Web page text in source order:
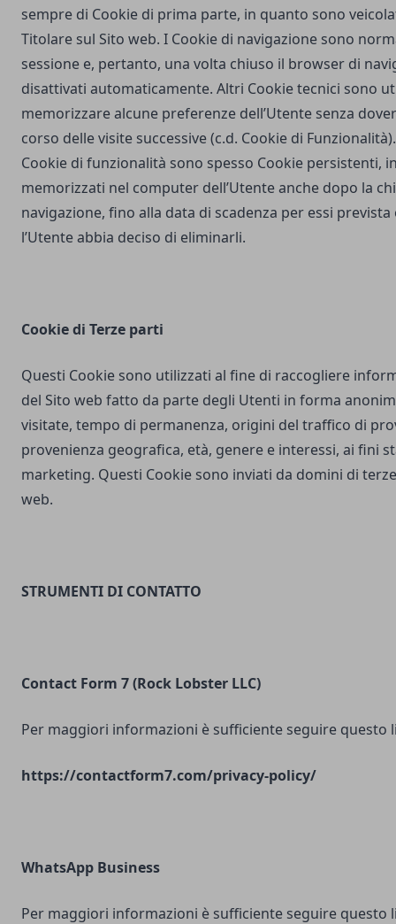
sempre di Cookie di prima parte, in quanto sono
Titolare sul Sito web. I Cookie di navigazione sono
sessione e, pertanto, una volta chiuso il browser di
disattivati automaticamente. Altri Cookie tecnici sono
memorizzare alcune preferenze dell’Utente senza
corso delle visite successive (c.d. Cookie di
Cookie di funzionalità sono spesso Cookie persistenti,
memorizzati nel computer dell’Utente anche dopo la
navigazione, fino alla data di scadenza per essi
l’Utente abbia deciso di eliminarli.
Cookie di Terze parti
Questi Cookie sono utilizzati al fine di raccogliere
del Sito web fatto da parte degli Utenti in forma
visitate, tempo di permanenza, origini del traffico di
provenienza geografica, età, genere e interessi, ai fini
marketing. Questi Cookie sono inviati da domini di
web.
STRUMENTI DI CONTATTO
Contact Form 7 (Rock Lobster LLC)
Per maggiori informazioni è sufficiente seguire questo
https://contactform7.com/privacy-policy/
WhatsApp Business
Per maggiori informazioni è sufficiente seguire questo